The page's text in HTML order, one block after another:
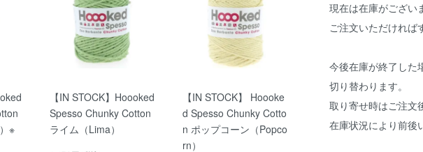
現在は在庫がござい
ご注文いただければ
今後在庫が終了した
切り替わります。
取り寄せ時はご注文
在庫状況により前後
※
【IN STOCK】Hoooked
Spesso Chunky Cotton
ライム（Lima）
【IN STOCK】 Hoooke
d Spesso Chunky Cotto
n ポップコーン（Popco
rn）